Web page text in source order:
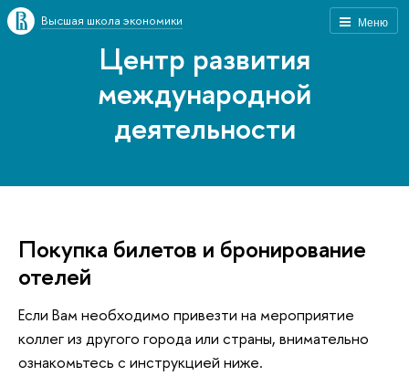
Меню
Высшая школа экономики
Центр развития
международной
деятельности
Покупка билетов и бронирование
отелей
Если Вам необходимо привезти на мероприятие
коллег из другого города или страны, внимательно
ознакомьтесь с инструкцией ниже.